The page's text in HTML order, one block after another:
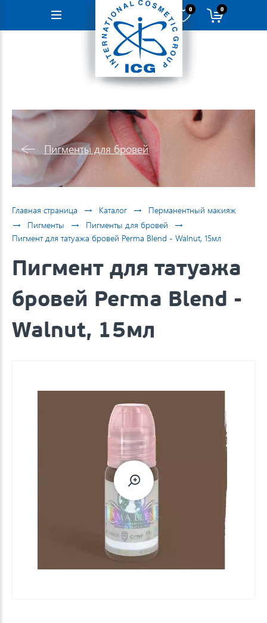
Навигация
0 0
Пигменты для бровей
Главная страница → Каталог → Перманентный макияж
→ Пигменты → Пигменты для бровей →
Пигмент для татуажа бровей Perma Blend - Walnut, 15мл
Пигмент для татуажа
бровей Perma Blend -
Walnut, 15мл